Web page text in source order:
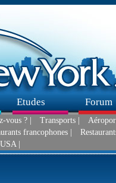
vous ? | Transports |
francophones |
|
Etudes Forum